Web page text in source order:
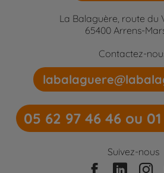
La Balaguère, route du
65400 Arrens-
Contactez-
05 62 97 46 46 ou
Suivez-nous